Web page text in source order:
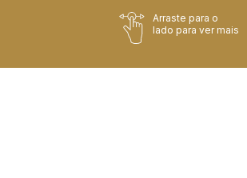
Arraste para o
lado para ver mais